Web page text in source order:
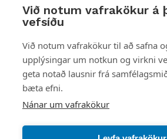
Við notum vafrakökur á
vefsíðu
Við notum vafrakökur til að safna
upplýsingar um notkun og virkni
geta notað lausnir frá
bæta efni.
Nánar um vafrakökur
Styttu þér leið
Mest skoðað
Starfsstöðvar